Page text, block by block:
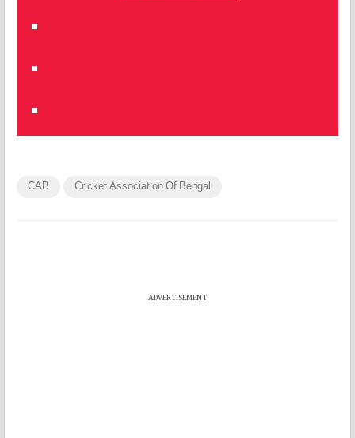
CAB Cricket Association Of Bengal
ADVERTISEMENT